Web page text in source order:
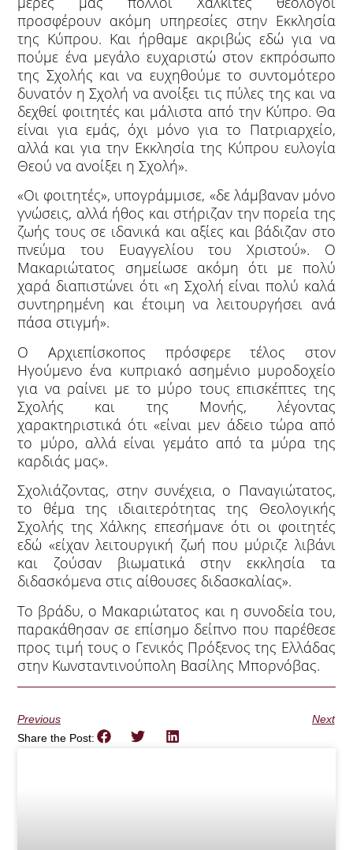
προσφέρουν ακόμη υπηρεσίες στην Εκκλησία
της Κύπρου. Και ήρθαμε ακριβώς εδώ για να
πούμε ένα μεγάλο ευχαριστώ στον εκπρόσωπο
της Σχολής και να ευχηθούμε το συντομότερο
δυνατόν η Σχολή να ανοίξει τις πύλες της και να
δεχθεί φοιτητές και μάλιστα από την Κύπρο. Θα
είναι για εμάς, όχι μόνο για το Πατριαρχείο,
αλλά και για την Εκκλησία της Κύπρου ευλογία
Θεού να ανοίξει η Σχολή».
«Οι φοιτητές», υπογράμμισε, «δε λάμβαναν μόνο
γνώσεις, αλλά ήθος και στήριζαν την πορεία της
ζωής τους σε ιδανικά και αξίες και βάδιζαν στο
πνεύμα του Ευαγγελίου του Χριστού». Ο
Μακαριώτατος σημείωσε ακόμη ότι με πολύ
χαρά διαπιστώνει ότι «η Σχολή είναι πολύ καλά
συντηρημένη και έτοιμη να λειτουργήσει ανά
πάσα στιγμή».
Ο Αρχιεπίσκοπος πρόσφερε τέλος στον
Ηγούμενο ένα κυπριακό ασημένιο μυροδοχείο
για να ραίνει με το μύρο τους επισκέπτες της
Σχολής και της Μονής, λέγοντας
χαρακτηριστικά ότι «είναι μεν άδειο τώρα από
το μύρο, αλλά είναι γεμάτο από τα μύρα της
καρδιάς μας».
Σχολιάζοντας, στην συνέχεια, ο Παναγιώτατος,
το θέμα της ιδιαιτερότητας της Θεολογικής
Σχολής της Χάλκης επεσήμανε ότι οι φοιτητές
εδώ «είχαν λειτουργική ζωή που μύριζε λιβάνι
και ζούσαν βιωματικά στην εκκλησία τα
διδασκόμενα στις αίθουσες διδασκαλίας».
Το βράδυ, ο Μακαριώτατος και η συνοδεία του,
παρακάθησαν σε επίσημο δείπνο που παρέθεσε
προς τιμή τους ο Γενικός Πρόξενος της Ελλάδας
στην Κωνσταντινούπολη Βασίλης Μπορνόβας.
Previous
Next
Share the Post: